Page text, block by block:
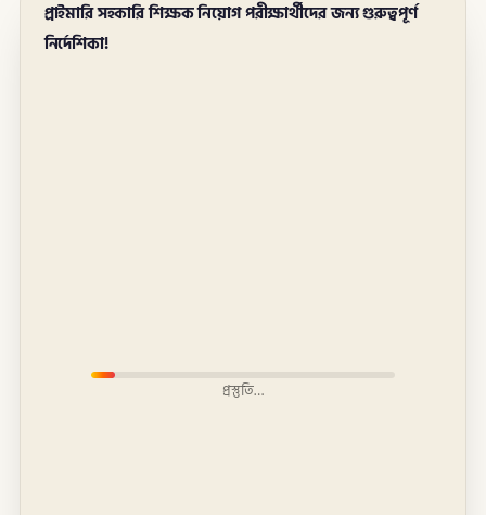
প্রাইমারি সহকারি শিক্ষক নিয়োগ পরীক্ষার্থীদের জন্য গুরুত্বপূর্ণ
নির্দেশিকা!
প্রস্তুতি…